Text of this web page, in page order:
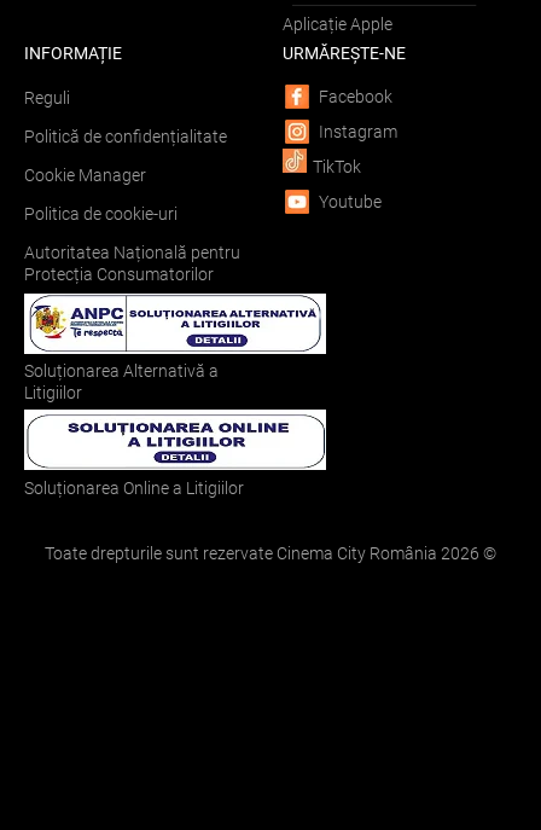
Aplicație Apple
INFORMAȚIE
Reguli
Politică de confidențialitate
Cookie Manager
Politica de cookie-uri
Autoritatea Națională pentru
Protecția Consumatorilor
Soluționarea Alternativă a
Litigiilor
Soluționarea Online a Litigiilor
URMĂREȘTE-NE
Facebook
Instagram
TikTok
Youtube
Toate drepturile sunt rezervate Cinema City România 2026 ©